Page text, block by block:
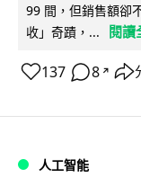
99 間，但銷售額卻
收」奇蹟，...
閱讀
137 8 ↗
人工智能